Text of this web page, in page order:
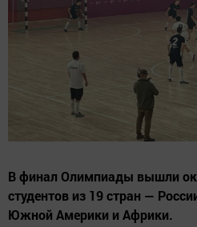
В финал Олимпиады вышли
студентов из 19 стран —
Южной Америки и Африки.